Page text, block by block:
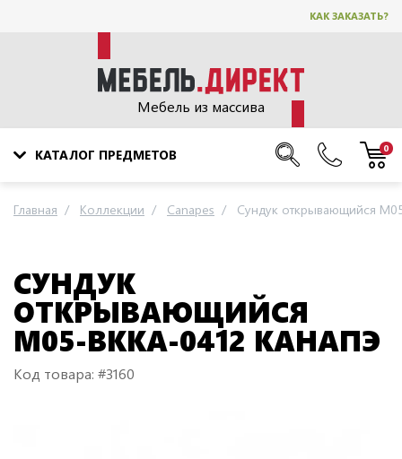
КАК ЗАКАЗАТЬ?
Мебель из массива
КАТАЛОГ ПРЕДМЕТОВ 0
Главная Коллекции Canapes Сундук открывающийся
СУНДУК
ОТКРЫВАЮЩИЙСЯ
M05-BKKA-0412 КАНАПЭ
Код товара: #3160